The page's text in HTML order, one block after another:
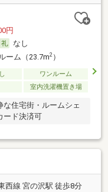
円
なし
ーム（23.7m2）
ワンルーム
室内洗濯機置き場
住宅街・ルームシェ
ード決済可
西線 宮の沢駅 徒歩8分